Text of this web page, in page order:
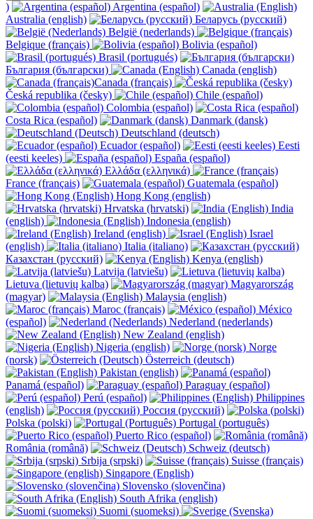
)
Argentina (español)
Australia (english)
Беларусь (русский)
België (nederlands)
Belgique (français)
Bolivia (español)
Brasil (portugués)
България (български)
Canada (english)
Canada (français)
Česká republika (česky)
Chile (español)
Colombia (español)
Costa Rica (español)
Danmark (dansk)
Deutschland (deutsch)
Ecuador (español)
Eesti
(eesti keeles)
España (español)
Ελλάδα (ελληνικά)
France (français)
Guatemala (español)
Hong Kong (english)
Hrvatska (hrvatski)
India
(english)
Indonesia (english)
Ireland (english)
Israel
(english)
Italia (italiano)
Казахстан (русский)
Kenya (english)
Latvija (latviešu)
Lietuva (lietuvių kalba)
Magyarország
(magyar)
Malaysia (english)
Maroc (français)
México
(español)
Nederland (nederlands)
New Zealand (english)
Nigeria (english)
Norge
(norsk)
Österreich (deutsch)
Pakistan (english)
Panamá (español)
Paraguay (español)
Perú (español)
Philippines
(english)
Россия (русский)
Polska (polski)
Portugal (português)
Puerto Rico (español)
România (română)
Schweiz (deutsch)
Srbija (srpski)
Suisse (français)
Singapore (English)
Slovensko (slovenčina)
South Afrika (english)
Suomi (suomeksi)